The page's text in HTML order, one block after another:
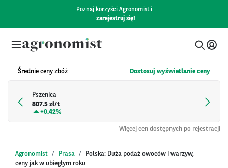
Poznaj korzyści Agronomist i
zarejestruj się!
Średnie ceny zbóż Dostosuj wyświetlanie ceny
Pszenica
807.5 zł/t
+0.42%
Więcej cen dostępnych po rejestracji
Agronomist Prasa
Polska: Duża podaż owoców i warzyw,
ceny jak w ubiegłym roku